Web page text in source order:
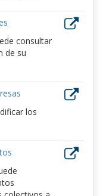
consultar
de su
los